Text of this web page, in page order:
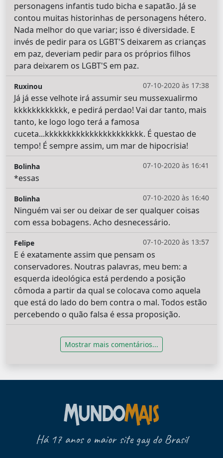
personagens infantis tudo bicha e sapatão. Já se
contou muitas historinhas de personagens hétero.
Nada melhor do que variar; isso é diversidade. E
invés de pedir para os LGBT'S deixarem as crianças
em paz, deveriam pedir para os próprios filhos
para deixarem os LGBT'S em paz.
07-10-2020 às 17:38
Ruxinou
Já já esse velhote irá assumir seu mussexualirmo
kkkkkkkkkkkk, e pedirá perdao! Vai dar tanto, mais
tanto, ke logo logo terá a famosa
cuceta...kkkkkkkkkkkkkkkkkkkkkk. É questao de
tempo! É sempre assim, um mar de hipocrisia!
07-10-2020 às 16:41
Bolinha
*essas
07-10-2020 às 16:40
Bolinha
Ninguém vai ser ou deixar de ser qualquer coisas
com essa bobagens. Acho desnecessário.
07-10-2020 às 13:57
Felipe
E é exatamente assim que pensam os
conservadores. Noutras palavras, meu bem: a
esquerda ideológica está perdendo a posição
cômoda a partir da qual se colocava como aquela
que está do lado do bem contra o mal. Todos estão
percebendo o quão falsa é essa proposição.
Mostrar mais comentários...
Há 17 anos o maior site gay do Brasil